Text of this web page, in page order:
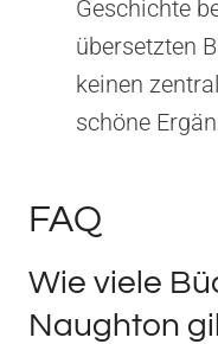
Geschichte
übersetzten
keinen
schöne
FAQ
Wie viele
Naughton